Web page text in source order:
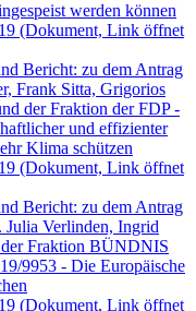
werden können
(Dokument, Link öffnet
Bericht: zu dem Antrag
Frank Sitta, Grigorios
der Fraktion der FDP -
und effizienter
Klima schützen
(Dokument, Link öffnet
Bericht: zu dem Antrag
Julia Verlinden, Ingrid
der Fraktion BÜNDNIS
9953 - Die Europäische
(Dokument, Link öffnet